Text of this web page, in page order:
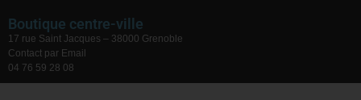
Boutique centre-ville
17 rue Saint Jacques – 38000 Grenoble
Contact par Email
04 76 59 28 08